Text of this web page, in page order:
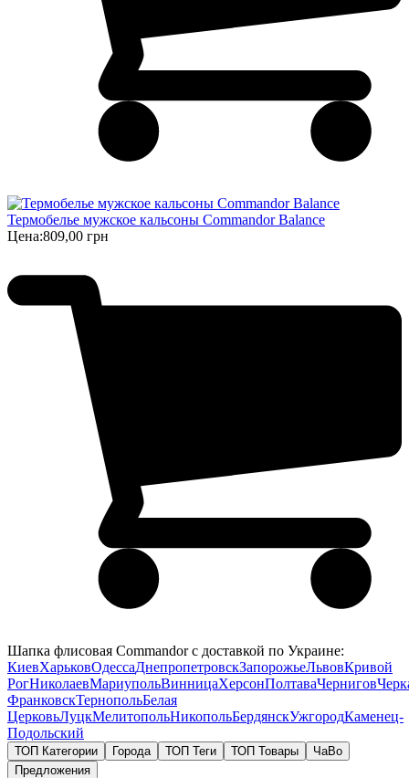
Термобелье мужское кальсоны Commandor Balance
Цена:809,00 грн
Шапка флисовая Commandor с доставкой по Украине:
КиевХарьковОдессаДнепропетровскЗапорожьеЛьвовКривой
РогНиколаевМариупольВинницаХерсонПолтаваЧернигов
ФранковскТернопольБелая
ЦерковьЛуцкМелитопольНикопольБердянскУжгородКаменец-
Подольский
ТОП Категории Города ТОП Теги ТОП Товары
ЧаВо
Предложения